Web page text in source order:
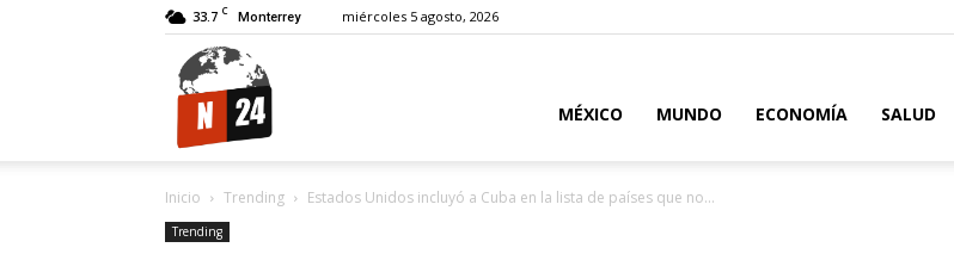
33.7 C Monterrey miércoles 5 agosto, 2026
MÉXICO MUNDO ECONOMÍA SALUD
Inicio Trending Estados Unidos incluyó a Cuba en la lista de países que no...
Trending